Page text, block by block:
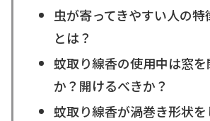
虫が寄ってきやすい人の
とは？
蚊取り線香の使用中は窓
か？開けるべきか？
蚊取り線香が渦巻き形状